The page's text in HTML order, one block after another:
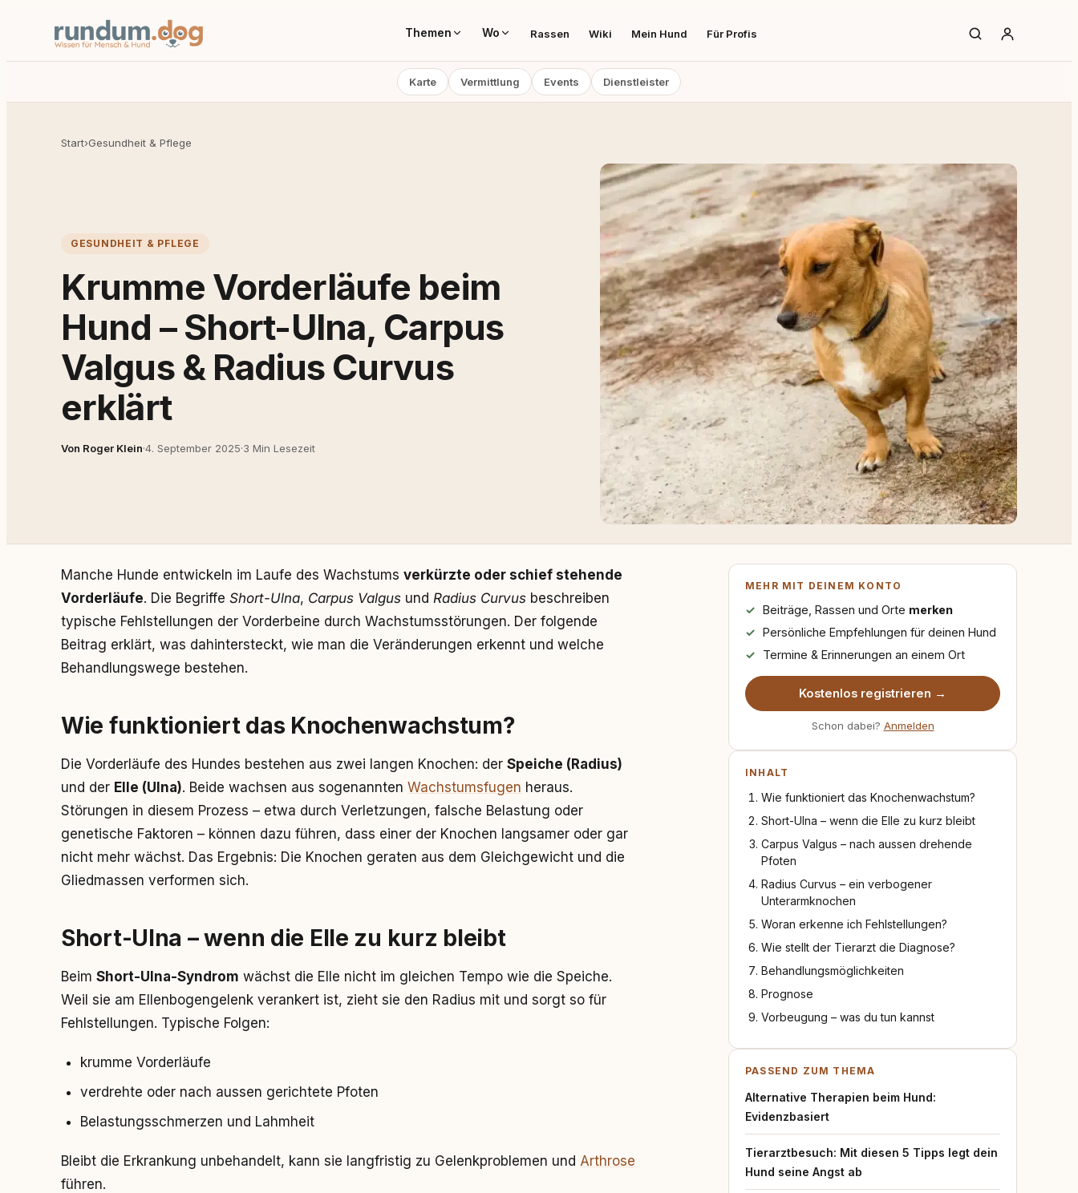
Themen Wo Rassen Wiki Mein Hund Für Profis
Karte Vermittlung Events Dienstleister
Start›Gesundheit & Pflege
GESUNDHEIT & PFLEGE
Krumme Vorderläufe beim
Hund – Short-Ulna, Carpus
Valgus & Radius Curvus
erklärt
Von Roger Klein·4. September 2025·3 Min Lesezeit
Manche Hunde entwickeln im Laufe des Wachstums verkürzte oder schief stehende
Vorderläufe. Die Begriffe Short-Ulna, Carpus Valgus und Radius Curvus beschreiben
typische Fehlstellungen der Vorderbeine durch Wachstumsstörungen. Der folgende
Beitrag erklärt, was dahintersteckt, wie man die Veränderungen erkennt und welche
Behandlungswege bestehen.
Wie funktioniert das Knochenwachstum?
Die Vorderläufe des Hundes bestehen aus zwei langen Knochen: der Speiche (Radius)
und der Elle (Ulna). Beide wachsen aus sogenannten Wachstumsfugen heraus.
Störungen in diesem Prozess – etwa durch Verletzungen, falsche Belastung oder
genetische Faktoren – können dazu führen, dass einer der Knochen langsamer oder gar
nicht mehr wächst. Das Ergebnis: Die Knochen geraten aus dem Gleichgewicht und die
Gliedmassen verformen sich.
Short-Ulna – wenn die Elle zu kurz bleibt
Beim Short-Ulna-Syndrom wächst die Elle nicht im gleichen Tempo wie die Speiche.
Weil sie am Ellenbogengelenk verankert ist, zieht sie den Radius mit und sorgt so für
Fehlstellungen. Typische Folgen:
krumme Vorderläufe
verdrehte oder nach aussen gerichtete Pfoten
Belastungsschmerzen und Lahmheit
Bleibt die Erkrankung unbehandelt, kann sie langfristig zu Gelenkproblemen und Arthrose
führen.
MEHR MIT DEINEM KONTO
Beiträge, Rassen und Orte merken
Persönliche Empfehlungen für deinen Hund
Termine & Erinnerungen an einem Ort
Kostenlos registrieren →
Schon dabei? Anmelden
INHALT
Wie funktioniert das Knochenwachstum?
Short-Ulna – wenn die Elle zu kurz bleibt
Carpus Valgus – nach aussen drehende
Pfoten
Radius Curvus – ein verbogener
Unterarmknochen
Woran erkenne ich Fehlstellungen?
Wie stellt der Tierarzt die Diagnose?
Behandlungsmöglichkeiten
Prognose
Vorbeugung – was du tun kannst
PASSEND ZUM THEMA
Alternative Therapien beim Hund:
Evidenzbasiert
Tierarztbesuch: Mit diesen 5 Tipps legt dein
Hund seine Angst ab